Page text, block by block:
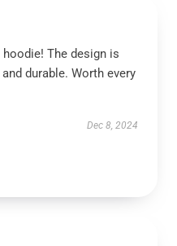
The design is
durable. Worth every
Dec 8, 2024